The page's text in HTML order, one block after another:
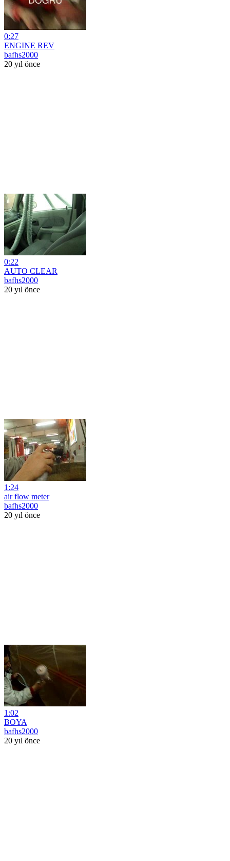
0:27
ENGINE REV
bafhs2000
20 yıl önce
0:22
AUTO CLEAR
bafhs2000
20 yıl önce
1:24
air flow meter
bafhs2000
20 yıl önce
1:02
BOYA
bafhs2000
20 yıl önce